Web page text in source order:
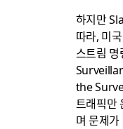
하지만
따라, 미
스트림
the
트래픽만
며 문제